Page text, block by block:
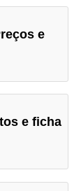
e
e ficha